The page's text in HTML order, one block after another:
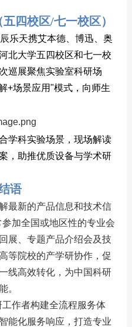
四校区/七一校区）
乐天携艾本德、博迅、奥
北大学五四校区和七一校
巡展聚焦实验室科研场
+场景应用"模式，向师生
学科实验场景，现场解读
，助推优质设备与学术研
语
最新的产品信息和技术信
加全国或地区性的专业会
展、专题产品介绍会及技
等院校的产学研协作，促
线高效转化，为中国科研
。
作者构建全流程服务体
能化服务响应，打造专业